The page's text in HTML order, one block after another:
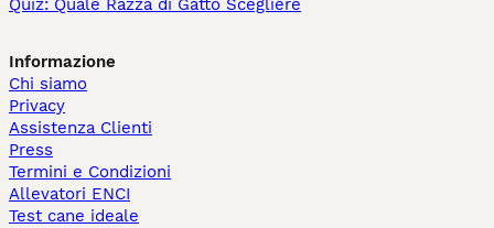
Quiz: Quale Razza di Gatto Scegliere
Informazione
Chi siamo
Privacy
Assistenza Clienti
Press
Termini e Condizioni
Allevatori ENCI
Test cane ideale